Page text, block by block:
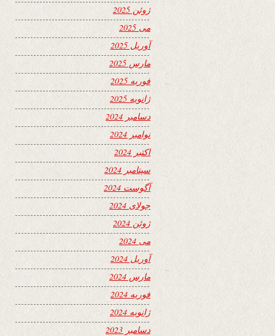
ژوئن 2025
می 2025
آوریل 2025
مارس 2025
فوریه 2025
ژانویه 2025
دسامبر 2024
نوامبر 2024
اکتبر 2024
سپتامبر 2024
آگوست 2024
جولای 2024
ژوئن 2024
می 2024
آوریل 2024
مارس 2024
فوریه 2024
ژانویه 2024
دسامبر 2023